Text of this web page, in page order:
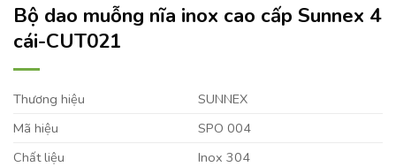
Bộ dao muỗng nĩa inox cao cấp Sunnex 4
cái-CUT021
Thương hiệu
SUNNEX
Mã hiệu
SPO 004
Chất liệu
Inox 304